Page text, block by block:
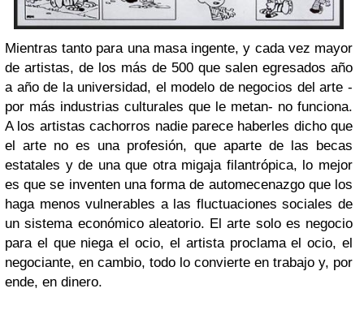
Mientras tanto para una masa ingente, y cada vez mayor
de artistas, de los más de 500 que salen egresados año
a año de la universidad, el modelo de negocios del arte -
por más industrias culturales que le metan- no funciona.
A los artistas cachorros nadie parece haberles dicho que
el arte no es una profesión, que aparte de las becas
estatales y de una que otra migaja filantrópica, lo mejor
es que se inventen una forma de automecenazgo que los
haga menos vulnerables a las fluctuaciones sociales de
un sistema económico aleatorio. El arte solo es negocio
para el que niega el ocio, el artista proclama el ocio, el
negociante, en cambio, todo lo convierte en trabajo y, por
ende, en dinero.